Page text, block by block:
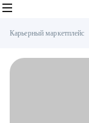
Карьерный маркетплейс